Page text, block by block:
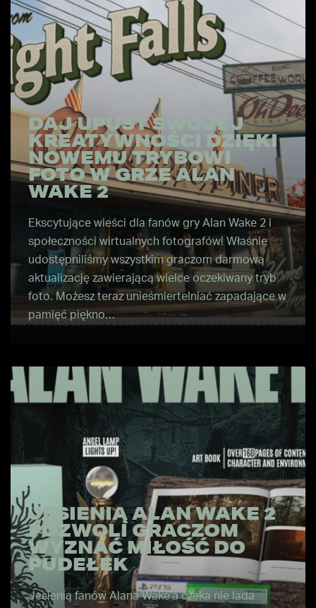
DAJ UPUST SWOJEJ
KREATYWNOŚCI DZIĘKI
NOWEMU TRYBOWI
FOTO W GRZE ALAN
WAKE 2
Ekscytujące wieści dla fanów gry Alan Wake 2 i
społeczności wirtualnych fotografów! Właśnie
udostępniliśmy wszystkim graczom darmową
aktualizację zawierającą wielce oczekiwany tryb
foto. Możesz teraz unieśmiertelniać zapadające w
pamięć piękno…
JESIENIĄ ALAN WAKE 2
POZWOLI GRACZOM
WYZNAĆ MIŁOŚĆ DO
PUDEŁEK
Jesienią fanów Alana Wake’a czeka nie lada